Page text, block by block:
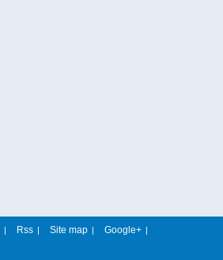
| Rss | Site map | Google+ |